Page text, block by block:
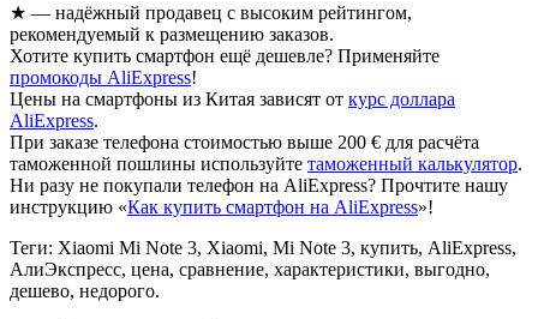
★ — надёжный продавец с высоким рейтингом,
рекомендуемый к размещению заказов.
Хотите купить смартфон ещё дешевле? Применяйте
промокоды AliExpress!
Цены на смартфоны из Китая зависят от курс доллара
AliExpress.
При заказе телефона стоимостью выше 200 € для расчёта
таможенной пошлины используйте таможенный калькулятор.
Ни разу не покупали телефон на AliExpress? Прочтите нашу
инструкцию «Как купить смартфон на AliExpress»!
Теги: Xiaomi Mi Note 3, Xiaomi, Mi Note 3, купить, AliExpress,
АлиЭкспресс, цена, сравнение, характеристики, выгодно,
дешево, недорого.